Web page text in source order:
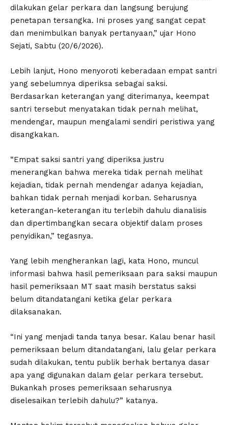
dilakukan gelar perkara dan langsung berujung
penetapan tersangka. Ini proses yang sangat cepat
dan menimbulkan banyak pertanyaan,” ujar Hono
Sejati, Sabtu (20/6/2026).
Lebih lanjut, Hono menyoroti keberadaan empat santri
yang sebelumnya diperiksa sebagai saksi.
Berdasarkan keterangan yang diterimanya, keempat
santri tersebut menyatakan tidak pernah melihat,
mendengar, maupun mengalami sendiri peristiwa yang
disangkakan.
“Empat saksi santri yang diperiksa justru
menerangkan bahwa mereka tidak pernah melihat
kejadian, tidak pernah mendengar adanya kejadian,
bahkan tidak pernah menjadi korban. Seharusnya
keterangan-keterangan itu terlebih dahulu dianalisis
dan dipertimbangkan secara objektif dalam proses
penyidikan,” tegasnya.
Yang lebih mengherankan lagi, kata Hono, muncul
informasi bahwa hasil pemeriksaan para saksi maupun
hasil pemeriksaan MT saat masih berstatus saksi
belum ditandatangani ketika gelar perkara
dilaksanakan.
“Ini yang menjadi tanda tanya besar. Kalau benar hasil
pemeriksaan belum ditandatangani, lalu gelar perkara
sudah dilakukan, tentu publik berhak bertanya dasar
apa yang digunakan dalam gelar perkara tersebut.
Bukankah proses pemeriksaan seharusnya
diselesaikan terlebih dahulu?” katanya.